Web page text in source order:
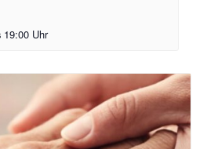
19:00 Uhr